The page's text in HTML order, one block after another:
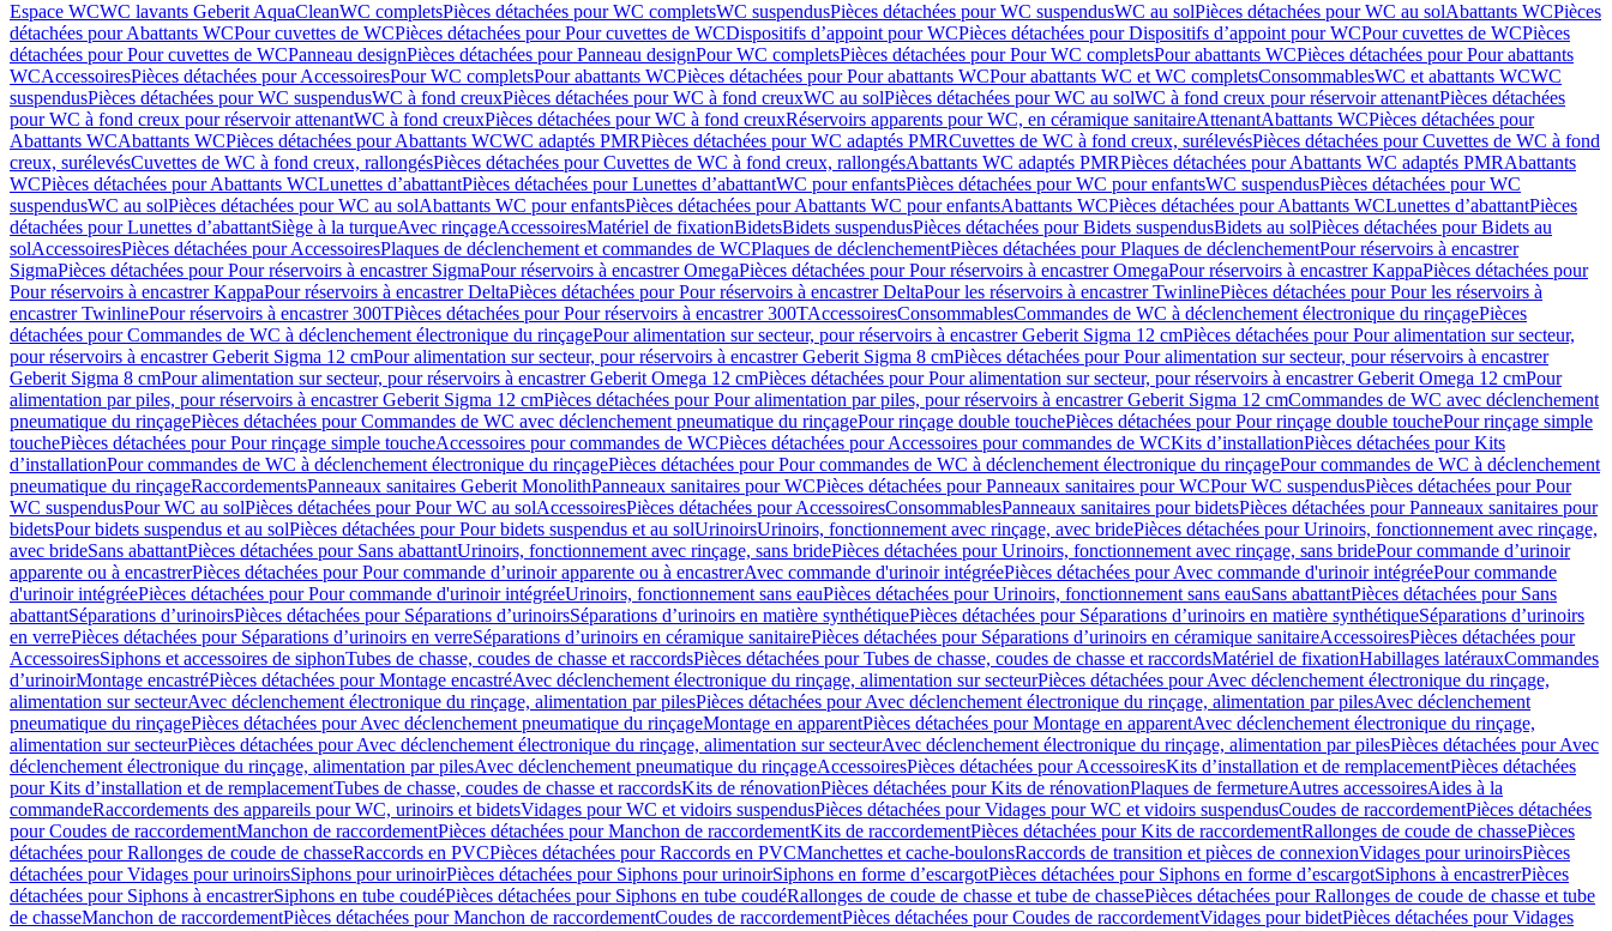
Espace WCWC lavants Geberit AquaCleanWC completsPièces détachées pour WC completsWC suspendusPièces détachées pour WC suspendusWC au solPièces détachées pour WC au solAbattants WCPièces
détachées pour Abattants WCPour cuvettes de WCPièces détachées pour Pour cuvettes de WCDispositifs d’appoint pour WCPièces détachées pour Dispositifs d’appoint pour WCPour cuvettes de WCPièces
détachées pour Pour cuvettes de WCPanneau designPièces détachées pour Panneau designPour WC completsPièces détachées pour Pour WC completsPour abattants WCPièces détachées pour Pour abattants
WCAccessoiresPièces détachées pour AccessoiresPour WC completsPour abattants WCPièces détachées pour Pour abattants WCPour abattants WC et WC completsConsommablesWC et abattants WCWC
suspendusPièces détachées pour WC suspendusWC à fond creuxPièces détachées pour WC à fond creuxWC au solPièces détachées pour WC au solWC à fond creux pour réservoir attenantPièces détachées
pour WC à fond creux pour réservoir attenantWC à fond creuxPièces détachées pour WC à fond creuxRéservoirs apparents pour WC, en céramique sanitaireAttenantAbattants WCPièces détachées pour
Abattants WCAbattants WCPièces détachées pour Abattants WCWC adaptés PMRPièces détachées pour WC adaptés PMRCuvettes de WC à fond creux, surélevésPièces détachées pour Cuvettes de WC à fond
creux, surélevésCuvettes de WC à fond creux, rallongésPièces détachées pour Cuvettes de WC à fond creux, rallongésAbattants WC adaptés PMRPièces détachées pour Abattants WC adaptés PMRAbattants
WCPièces détachées pour Abattants WCLunettes d’abattantPièces détachées pour Lunettes d’abattantWC pour enfantsPièces détachées pour WC pour enfantsWC suspendusPièces détachées pour WC
suspendusWC au solPièces détachées pour WC au solAbattants WC pour enfantsPièces détachées pour Abattants WC pour enfantsAbattants WCPièces détachées pour Abattants WCLunettes d’abattantPièces
détachées pour Lunettes d’abattantSiège à la turqueAvec rinçageAccessoiresMatériel de fixationBidetsBidets suspendusPièces détachées pour Bidets suspendusBidets au solPièces détachées pour Bidets au
solAccessoiresPièces détachées pour AccessoiresPlaques de déclenchement et commandes de WCPlaques de déclenchementPièces détachées pour Plaques de déclenchementPour réservoirs à encastrer
SigmaPièces détachées pour Pour réservoirs à encastrer SigmaPour réservoirs à encastrer OmegaPièces détachées pour Pour réservoirs à encastrer OmegaPour réservoirs à encastrer KappaPièces détachées pour
Pour réservoirs à encastrer KappaPour réservoirs à encastrer DeltaPièces détachées pour Pour réservoirs à encastrer DeltaPour les réservoirs à encastrer TwinlinePièces détachées pour Pour les réservoirs à
encastrer TwinlinePour réservoirs à encastrer 300TPièces détachées pour Pour réservoirs à encastrer 300TAccessoiresConsommablesCommandes de WC à déclenchement électronique du rinçagePièces
détachées pour Commandes de WC à déclenchement électronique du rinçagePour alimentation sur secteur, pour réservoirs à encastrer Geberit Sigma 12 cmPièces détachées pour Pour alimentation sur secteur,
pour réservoirs à encastrer Geberit Sigma 12 cmPour alimentation sur secteur, pour réservoirs à encastrer Geberit Sigma 8 cmPièces détachées pour Pour alimentation sur secteur, pour réservoirs à encastrer
Geberit Sigma 8 cmPour alimentation sur secteur, pour réservoirs à encastrer Geberit Omega 12 cmPièces détachées pour Pour alimentation sur secteur, pour réservoirs à encastrer Geberit Omega 12 cmPour
alimentation par piles, pour réservoirs à encastrer Geberit Sigma 12 cmPièces détachées pour Pour alimentation par piles, pour réservoirs à encastrer Geberit Sigma 12 cmCommandes de WC avec déclenchement
pneumatique du rinçagePièces détachées pour Commandes de WC avec déclenchement pneumatique du rinçagePour rinçage double touchePièces détachées pour Pour rinçage double touchePour rinçage simple
touchePièces détachées pour Pour rinçage simple toucheAccessoires pour commandes de WCPièces détachées pour Accessoires pour commandes de WCKits d’installationPièces détachées pour Kits
d’installationPour commandes de WC à déclenchement électronique du rinçagePièces détachées pour Pour commandes de WC à déclenchement électronique du rinçagePour commandes de WC à déclenchement
pneumatique du rinçageRaccordementsPanneaux sanitaires Geberit MonolithPanneaux sanitaires pour WCPièces détachées pour Panneaux sanitaires pour WCPour WC suspendusPièces détachées pour Pour
WC suspendusPour WC au solPièces détachées pour Pour WC au solAccessoiresPièces détachées pour AccessoiresConsommablesPanneaux sanitaires pour bidetsPièces détachées pour Panneaux sanitaires pour
bidetsPour bidets suspendus et au solPièces détachées pour Pour bidets suspendus et au solUrinoirsUrinoirs, fonctionnement avec rinçage, avec bridePièces détachées pour Urinoirs, fonctionnement avec rinçage,
avec brideSans abattantPièces détachées pour Sans abattantUrinoirs, fonctionnement avec rinçage, sans bridePièces détachées pour Urinoirs, fonctionnement avec rinçage, sans bridePour commande d’urinoir
apparente ou à encastrerPièces détachées pour Pour commande d’urinoir apparente ou à encastrerAvec commande d'urinoir intégréePièces détachées pour Avec commande d'urinoir intégréePour commande
d'urinoir intégréePièces détachées pour Pour commande d'urinoir intégréeUrinoirs, fonctionnement sans eauPièces détachées pour Urinoirs, fonctionnement sans eauSans abattantPièces détachées pour Sans
abattantSéparations d’urinoirsPièces détachées pour Séparations d’urinoirsSéparations d’urinoirs en matière synthétiquePièces détachées pour Séparations d’urinoirs en matière synthétiqueSéparations d’urinoirs
en verrePièces détachées pour Séparations d’urinoirs en verreSéparations d’urinoirs en céramique sanitairePièces détachées pour Séparations d’urinoirs en céramique sanitaireAccessoiresPièces détachées pour
AccessoiresSiphons et accessoires de siphonTubes de chasse, coudes de chasse et raccordsPièces détachées pour Tubes de chasse, coudes de chasse et raccordsMatériel de fixationHabillages latérauxCommandes
dʼurinoirMontage encastréPièces détachées pour Montage encastréAvec déclenchement électronique du rinçage, alimentation sur secteurPièces détachées pour Avec déclenchement électronique du rinçage,
alimentation sur secteurAvec déclenchement électronique du rinçage, alimentation par pilesPièces détachées pour Avec déclenchement électronique du rinçage, alimentation par pilesAvec déclenchement
pneumatique du rinçagePièces détachées pour Avec déclenchement pneumatique du rinçageMontage en apparentPièces détachées pour Montage en apparentAvec déclenchement électronique du rinçage,
alimentation sur secteurPièces détachées pour Avec déclenchement électronique du rinçage, alimentation sur secteurAvec déclenchement électronique du rinçage, alimentation par pilesPièces détachées pour Avec
déclenchement électronique du rinçage, alimentation par pilesAvec déclenchement pneumatique du rinçageAccessoiresPièces détachées pour AccessoiresKits d’installation et de remplacementPièces détachées
pour Kits d’installation et de remplacementTubes de chasse, coudes de chasse et raccordsKits de rénovationPièces détachées pour Kits de rénovationPlaques de fermetureAutres accessoiresAides à la
commandeRaccordements des appareils pour WC, urinoirs et bidetsVidages pour WC et vidoirs suspendusPièces détachées pour Vidages pour WC et vidoirs suspendusCoudes de raccordementPièces détachées
pour Coudes de raccordementManchon de raccordementPièces détachées pour Manchon de raccordementKits de raccordementPièces détachées pour Kits de raccordementRallonges de coude de chassePièces
détachées pour Rallonges de coude de chasseRaccords en PVCPièces détachées pour Raccords en PVCManchettes et cache-boulonsRaccords de transition et pièces de connexionVidages pour urinoirsPièces
détachées pour Vidages pour urinoirsSiphons pour urinoirPièces détachées pour Siphons pour urinoirSiphons en forme d’escargotPièces détachées pour Siphons en forme d’escargotSiphons à encastrerPièces
détachées pour Siphons à encastrerSiphons en tube coudéPièces détachées pour Siphons en tube coudéRallonges de coude de chasse et tube de chassePièces détachées pour Rallonges de coude de chasse et tube
de chasseManchon de raccordementPièces détachées pour Manchon de raccordementCoudes de raccordementPièces détachées pour Coudes de raccordementVidages pour bidetPièces détachées pour Vidages